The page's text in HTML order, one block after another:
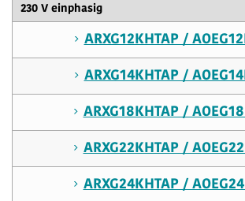
230 V einphasig
ARXG12KHTAP /
ARXG14KHTAP /
ARXG18KHTAP /
ARXG22KHTAP /
ARXG24KHTAP /